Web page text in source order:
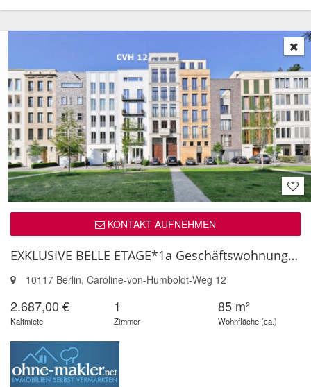
KONTAKT AUFNEHMEN
EXKLUSIVE BELLE ETAGE*1a Geschäftswohnung*MITTEN IN MITTE*ruhig sonnig ...
10117 Berlin, Caroline-von-Humboldt-Weg 12
2.687,00 €
Kaltmiete
1
Zimmer
85 m²
Wohnfläche (ca.)